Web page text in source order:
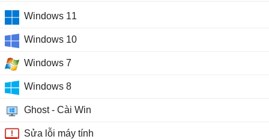
Windows 11
Windows 10
Windows 7
Windows 8
Ghost - Cài Win
Sửa lỗi máy tính